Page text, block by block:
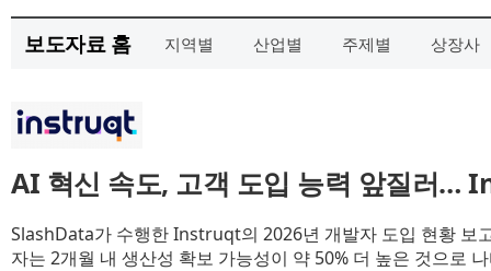
보도자료 홈 지역별 산업별 주제별 상장사
AI 혁신 속도, 고객 도입 능력 앞질러…
SlashData가 수행한 Instruqt의 2026년 개발자 도입 현황 보
자는 2개월 내 생산성 확보 가능성이 약 50% 더 높은 것으로